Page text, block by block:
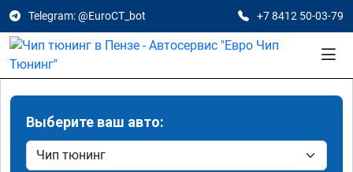
Telegram: @EuroCT_bot +7 8412 50-03-79
Выберите ваш авто: